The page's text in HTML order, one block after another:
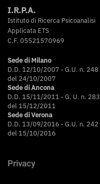
I.R.P.A.
Istituto di Ricerca Psicoanalisi
Applicata ETS
C.F. 05521570969
Sede di Milano
D.D. 12/10/2007 - G.U. n. 248
del 24/10/2007
Sede di Ancona
D.D. 15/11/2011 - G. U. n. 283
del 15/12/2011
Sede di Verona
D.D. 13/09/2016 - G.U. n. 242
del 15/10/2016
Privacy